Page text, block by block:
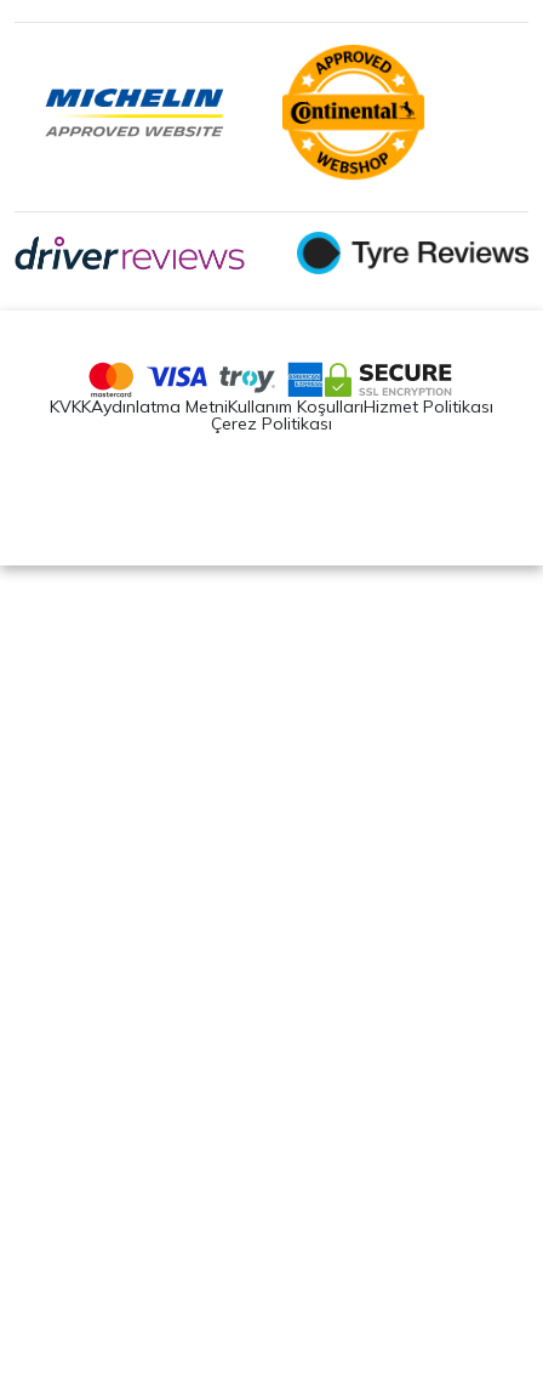
KVKKAydınlatma MetniKullanım KoşullarıHizmet Politikası
Çerez Politikası